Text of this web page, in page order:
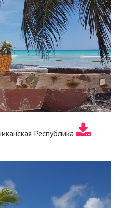
Республика